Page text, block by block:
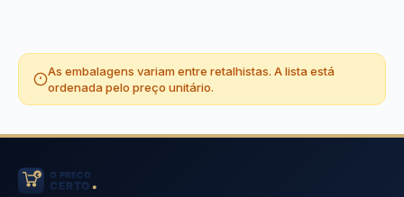
As embalagens variam entre retalhistas. A lista está
ordenada pelo preço unitário.